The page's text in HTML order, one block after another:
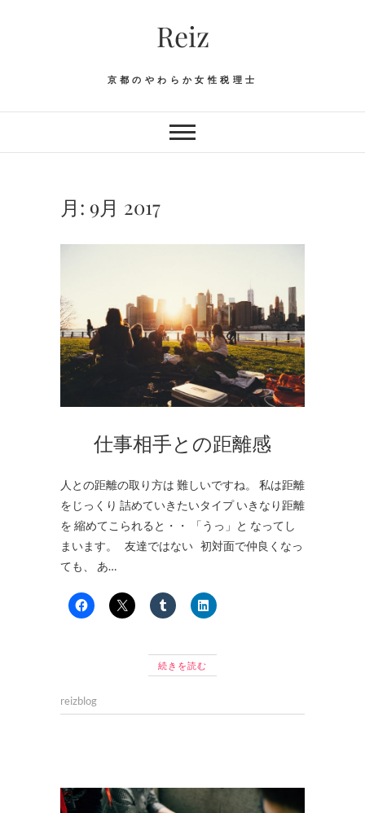
Reiz
京都のやわらか女性税理士
月: 9月 2017
仕事相手との距離感
人との距離の取り方は 難しいですね。 私は距離
をじっくり 詰めていきたいタイプ いきなり距離
を 縮めてこられると・・ 「うっ」と なってし
まいます。 友達ではない 初対面で仲良くなっ
ても、 あ…
続きを読む
reizblog